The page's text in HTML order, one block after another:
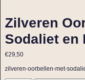
Zilveren
Sodaliet en
€29,50
zilveren-oorbellen-met-